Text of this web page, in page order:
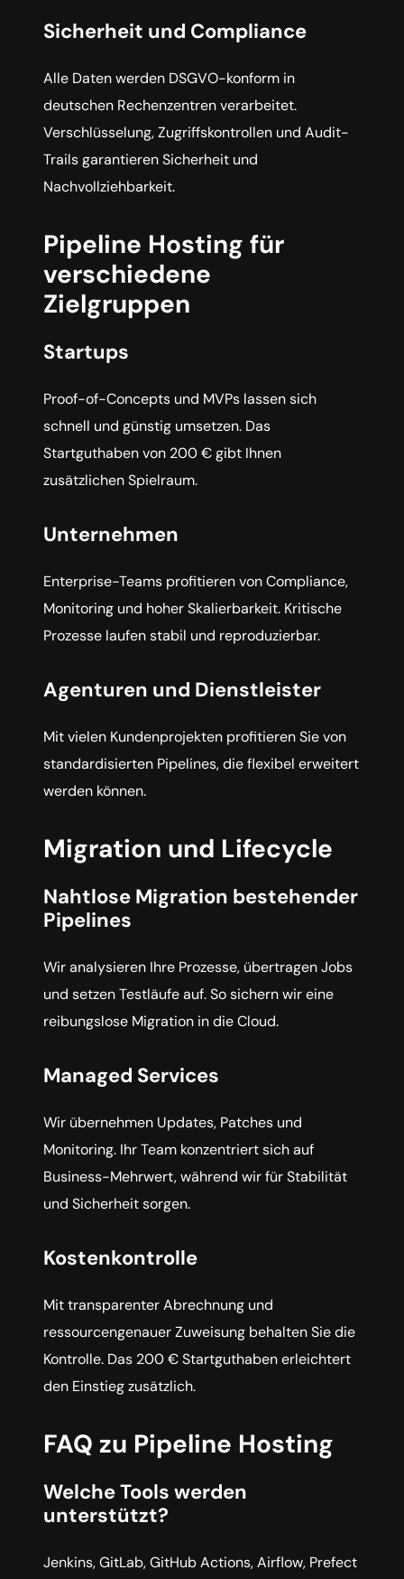
Sicherheit und Compliance
Alle Daten werden DSGVO-konform in
deutschen Rechenzentren verarbeitet.
Verschlüsselung, Zugriffskontrollen und Audit-
Trails garantieren Sicherheit und
Nachvollziehbarkeit.
Pipeline Hosting für
verschiedene
Zielgruppen
Startups
Proof-of-Concepts und MVPs lassen sich
schnell und günstig umsetzen. Das
Startguthaben von 200 € gibt Ihnen
zusätzlichen Spielraum.
Unternehmen
Enterprise-Teams profitieren von Compliance,
Monitoring und hoher Skalierbarkeit. Kritische
Prozesse laufen stabil und reproduzierbar.
Agenturen und Dienstleister
Mit vielen Kundenprojekten profitieren Sie von
standardisierten Pipelines, die flexibel erweitert
werden können.
Migration und Lifecycle
Nahtlose Migration bestehender
Pipelines
Wir analysieren Ihre Prozesse, übertragen Jobs
und setzen Testläufe auf. So sichern wir eine
reibungslose Migration in die Cloud.
Managed Services
Wir übernehmen Updates, Patches und
Monitoring. Ihr Team konzentriert sich auf
Business-Mehrwert, während wir für Stabilität
und Sicherheit sorgen.
Kostenkontrolle
Mit transparenter Abrechnung und
ressourcengenauer Zuweisung behalten Sie die
Kontrolle. Das 200 € Startguthaben erleichtert
den Einstieg zusätzlich.
FAQ zu Pipeline Hosting
Welche Tools werden
unterstützt?
Jenkins, GitLab, GitHub Actions, Airflow, Prefect